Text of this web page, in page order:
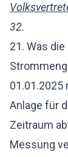
32.
21. Was
01.01.2025
Anlage für
Zeitraum
Messung